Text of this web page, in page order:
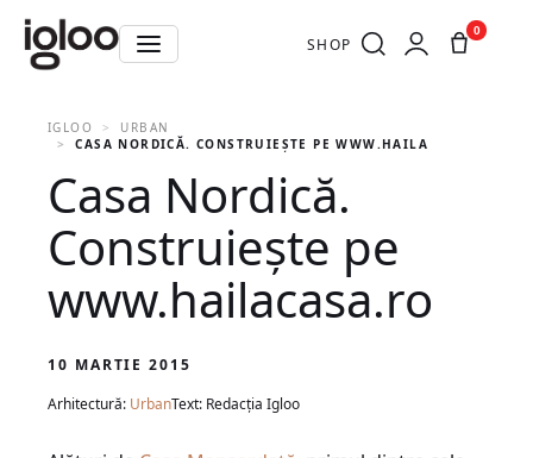
SHOP
0
IGLOO
URBAN
CASA NORDICĂ. CONSTRUIEȘTE PE WWW.HAILACASA.RO
Casa Nordică.
Construiește pe
www.hailacasa.ro
10 MARTIE 2015
Arhitectură: UrbanText: Redacția Igloo